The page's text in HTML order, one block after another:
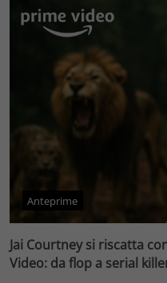
Anteprime
Jai Courtney si riscatta
Video: da flop a serial